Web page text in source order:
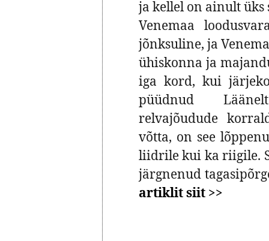
ja kellel on ainult üks
Venemaa
jõnksuline, ja
ühiskonna ja
iga kord, kui
püüdnud
relvajõudude
võtta, on see
liidrile kui ka riigile.
järgnenud
artiklit siit >>